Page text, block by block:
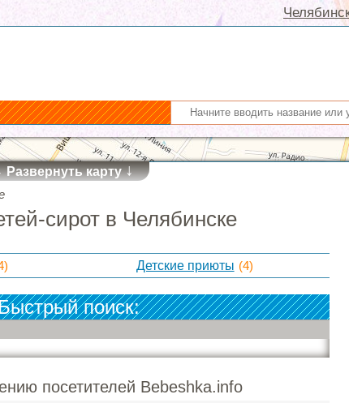
Развернуть карту↓
сирот в Челябинске
Детские приюты (4)
поиск:
посетителей Bebeshka.info